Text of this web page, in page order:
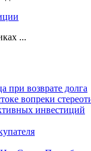
...
при возврате долга
вопреки
инвестиций